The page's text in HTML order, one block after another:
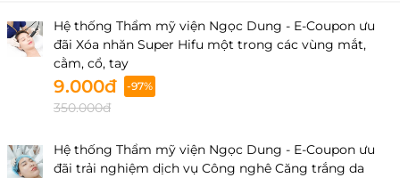
Gòn, Thành phố Hồ Chí Minh, Việt Nam
32-34-36 Đường 3/2, P.12, Q.10, HCM
Đà Nẵng
95 Nguyễn Văn Linh, P. Nam Dương, Q. Hải Châu, Tp.
95 Nguyễn Văn Linh, Phường Hải Châu,Thành phố
Đà Nẵng,Việt Nam
Hệ thống Thẩm mỹ viện Ngọc Dung - E-Coupon ưu
đãi Xóa nhăn Super Hifu một trong các vùng mắt,
cằm, cổ, tay
9.000đ -97%
350.000đ
Hệ thống Thẩm mỹ viện Ngọc Dung - E-Coupon ưu
đãi trải nghiệm dịch vụ Công nghê Căng trắng da